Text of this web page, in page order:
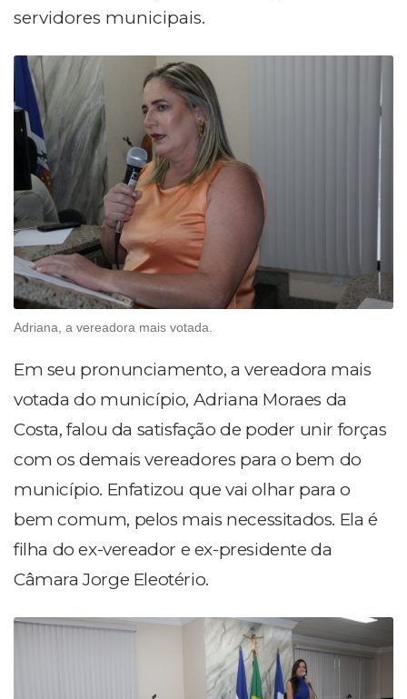
servidores municipais.
Adriana, a vereadora mais votada.
Em seu pronunciamento, a vereadora mais
votada do município, Adriana Moraes da
Costa, falou da satisfação de poder unir forças
com os demais vereadores para o bem do
município. Enfatizou que vai olhar para o
bem comum, pelos mais necessitados. Ela é
filha do ex-vereador e ex-presidente da
Câmara Jorge Eleotério.